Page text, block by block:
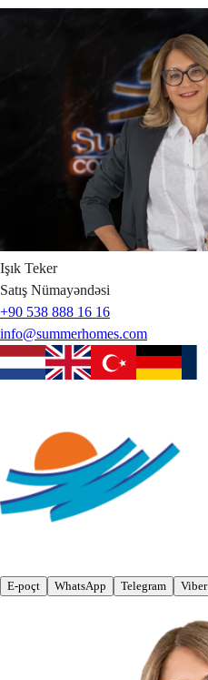
Işık Teker
Satış Nümayəndəsi
+90 538 888 16 16
info@summerhomes.com
E-poçt WhatsApp Telegram Viber